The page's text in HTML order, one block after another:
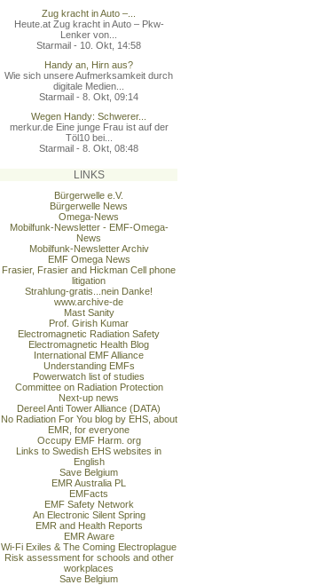
Zug kracht in Auto –...
Heute.at Zug kracht in Auto – Pkw-
Lenker von...
Starmail - 10. Okt, 14:58
Handy an, Hirn aus?
Wie sich unsere Aufmerksamkeit durch
digitale Medien...
Starmail - 8. Okt, 09:14
Wegen Handy: Schwerer...
merkur.de Eine junge Frau ist auf der
Töl10 bei...
Starmail - 8. Okt, 08:48
LINKS
Bürgerwelle e.V.
Bürgerwelle News
Omega-News
Mobilfunk-Newsletter - EMF-Omega-
News
Mobilfunk-Newsletter Archiv
EMF Omega News
Frasier, Frasier and Hickman Cell phone
litigation
Strahlung-gratis...nein Danke!
www.archive-de
Mast Sanity
Prof. Girish Kumar
Electromagnetic Radiation Safety
Electromagnetic Health Blog
International EMF Alliance
Understanding EMFs
Powerwatch list of studies
Committee on Radiation Protection
Next-up news
Dereel Anti Tower Alliance (DATA)
No Radiation For You blog by EHS, about
EMR, for everyone
Occupy EMF Harm. org
Links to Swedish EHS websites in
English
Save Belgium
EMR Australia PL
EMFacts
EMF Safety Network
An Electronic Silent Spring
EMR and Health Reports
EMR Aware
Wi-Fi Exiles & The Coming Electroplague
Risk assessment for schools and other
workplaces
Save Belgium